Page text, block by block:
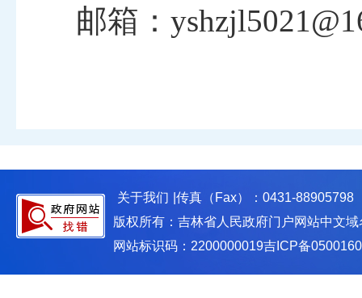
邮箱：